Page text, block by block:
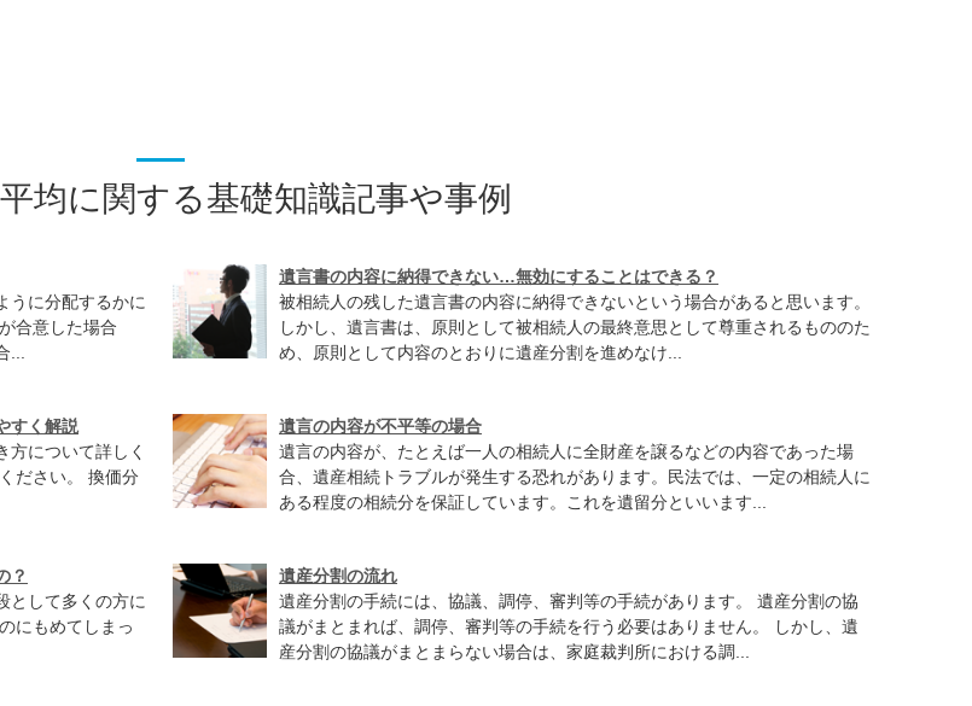
均に関する基礎知識記事や事例
うに分配するかに
合意した場合
遺言書の内容に納得できない…無効にすることはできる？
被相続人の残した遺言書の内容に納得できないという場合があると思います。
しかし、遺言書は、原則として被相続人の最終意思として尊重されるもののた
め、原則として内容のとおりに遺産分割を進めなけ...
すく解説
方について詳しく
ださい。 換価分
遺言の内容が不平等の場合
遺言の内容が、たとえば一人の相続人に全財産を譲るなどの内容であった場
合、遺産相続トラブルが発生する恐れがあります。民法では、一定の相続人に
ある程度の相続分を保証しています。これを遺留分といいます...
？
として多くの方に
にもめてしまっ
遺産分割の流れ
遺産分割の手続には、協議、調停、審判等の手続があります。 遺産分割の協
議がまとまれば、調停、審判等の手続を行う必要はありません。 しかし、遺
産分割の協議がまとまらない場合は、家庭裁判所における調...